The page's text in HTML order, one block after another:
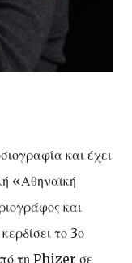
και έχει
«Αθηναϊκή
και
το 3ο
τη Phizer σε